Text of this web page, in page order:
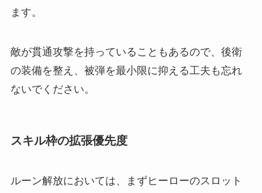
ます。
敵が貫通攻撃を持っていることもあるので、後衛
の装備を整え、被弾を最小限に抑える工夫も忘れ
ないでください。
スキル枠の拡張優先度
ルーン解放においては、まずヒーローのスロット